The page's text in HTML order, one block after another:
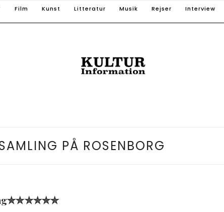
Film Kunst Litteratur Musik Rejser Interview
PÅ ROSENBORG